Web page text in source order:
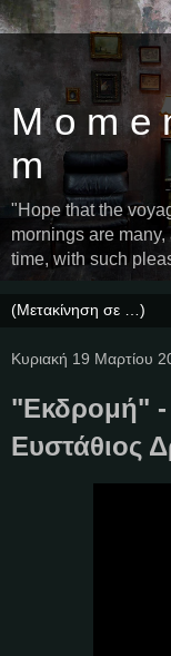
M o m e
m
"Hope that the
mornings are
time, with such
Κυριακή 19 Μαρτίου
"Εκδρομή"
Ευστάθιος